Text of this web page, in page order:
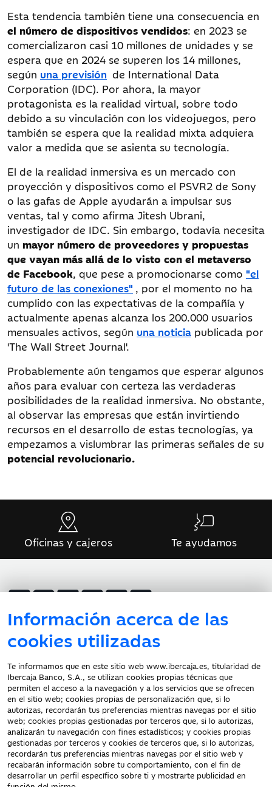
Esta tendencia también tiene una consecuencia en
el número de dispositivos vendidos: en 2023 se
comercializaron casi 10 millones de unidades y se
espera que en 2024 se superen los 14 millones,
según una previsión de International Data
Corporation (IDC). Por ahora, la mayor
protagonista es la realidad virtual, sobre todo
debido a su vinculación con los videojuegos, pero
también se espera que la realidad mixta adquiera
valor a medida que se asienta su tecnología.
El de la realidad inmersiva es un mercado con
proyección y dispositivos como el PSVR2 de Sony
o las gafas de Apple ayudarán a impulsar sus
ventas, tal y como afirma Jitesh Ubrani,
investigador de IDC. Sin embargo, todavía necesita
un mayor número de proveedores y propuestas
que vayan más allá de lo visto con el metaverso
de Facebook, que pese a promocionarse como "el
futuro de las conexiones" , por el momento no ha
cumplido con las expectativas de la compañía y
actualmente apenas alcanza los 200.000 usuarios
mensuales activos, según una noticia publicada por
'The Wall Street Journal'.
Probablemente aún tengamos que esperar algunos
años para evaluar con certeza las verdaderas
posibilidades de la realidad inmersiva. No obstante,
al observar las empresas que están invirtiendo
recursos en el desarrollo de estas tecnologías, ya
empezamos a vislumbrar las primeras señales de su
potencial revolucionario.
Información acerca de las
cookies utilizadas
Te informamos que en este sitio web www.ibercaja.es, titularidad de
Ibercaja Banco, S.A., se utilizan cookies propias técnicas que
permiten el acceso a la navegación y a los servicios que se ofrecen
en el sitio web; cookies propias de personalización que, si lo
autorizas, recordarán tus preferencias mientras navegas por el sitio
web; cookies propias gestionadas por terceros que, si lo autorizas,
analizarán tu navegación con fines estadísticos; y cookies propias
gestionadas por terceros y cookies de terceros que, si lo autorizas,
recordarán tus preferencias mientras navegas por el sitio web y
recabarán información sobre tu comportamiento, con el fin de
desarrollar un perfil específico sobre ti y mostrarte publicidad en
Oficinas y cajeros Te ayudamos
Atención al cliente
Documentación a clientes
Aviso Legal
Protección datos
personales
Tarifas y Cotizaciones
Tablón de Anuncios
Política de cookies